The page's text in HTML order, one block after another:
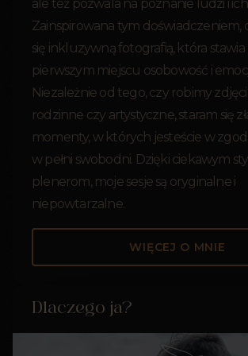
ale też pozwala na poznanie ludzi i ich
Zainspirowana tym doświadczeniem,
się inkluzywną fotografią, która stawia
pierwszym miejscu osobowość i
Niezależnie od tego, czy robimy
rodzinne czy artystyczne, staram się
momenty, w których jesteście w
w pełni swobodni. Dzięki ciekawym
plenerom, moje sesje są oryginalne i
niepowtarzalne.
WIĘCEJ O MNIE
Dlaczego ja?